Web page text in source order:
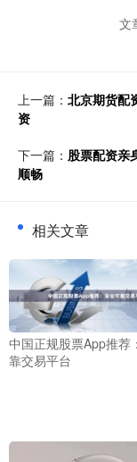
文
上一篇： 北京期货配
资
下一篇： 股票配资亲
顺畅
相关文章
中国正规股票App推荐
靠交易平台